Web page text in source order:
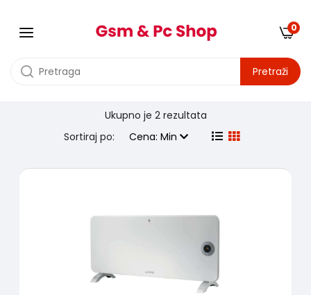
Pretraži
0
Proizvodjač:gorenje
Ukupno je 2 rezultata
Sortiraj po:
Cena: Min